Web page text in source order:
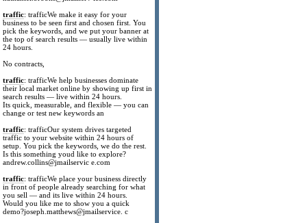
traffic: trafficWe make it easy for your
business to be seen first and chosen first. You
pick the keywords, and we put your banner at
the top of search results — usually live within
24 hours.
No contracts,
traffic: trafficWe help businesses dominate
their local market online by showing up first in
search results — live within 24 hours.
Its quick, measurable, and flexible — you can
change or test new keywords an
traffic: trafficOur system drives targeted
traffic to your website within 24 hours of
setup. You pick the keywords, we do the rest.
Is this something youd like to explore?
andrew.collins@jmailservic e.com
traffic: trafficWe place your business directly
in front of people already searching for what
you sell — and its live within 24 hours.
Would you like me to show you a quick
demo?joseph.matthews@jmailservice. c